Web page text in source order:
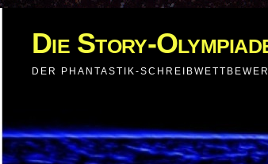
Die Story-
DER PHANTASTIK-